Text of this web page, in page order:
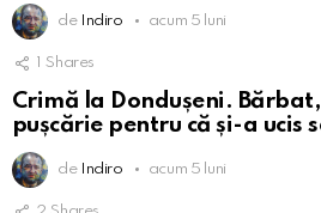
de Indiro acum 5 luni
1 Shares
Crimă la Dondușeni.
pușcărie pentru că și-a ucis
de Indiro acum 5 luni